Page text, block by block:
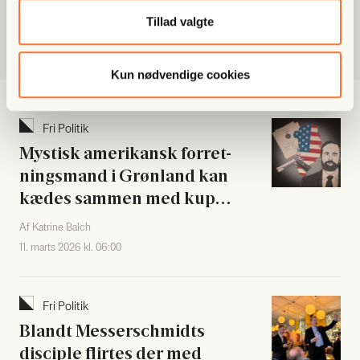
Tillad valgte
Kun nødvendige cookies
Fri Poli­tik
Mystisk ame­ri­kansk for­ret­
nings­mand i Grøn­land kan
kædes sam­men med kup­
for­søg i Syda­me­ri­ka
Af Katrine Balch
11. marts 2026 kl. 06:00
Fri Poli­tik
Blandt Mes­ser­s­ch­midts
discip­le flir­tes der med